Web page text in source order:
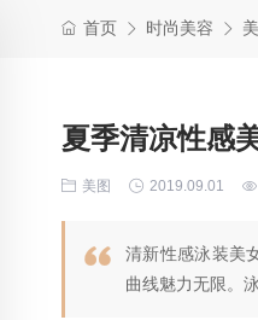
首页 时尚美容
夏季清凉性感
美图 2019.09.01
清新性感泳装美
曲线魅力无限。